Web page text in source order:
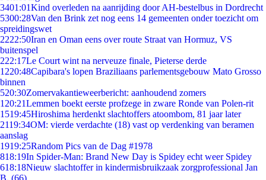
3401:01Kind overleden na aanrijding door AH-bestelbus in Dordrecht
5300:28Van den Brink zet nog eens 14 gemeenten onder toezicht om
spreidingswet
2222:50Iran en Oman eens over route Straat van Hormuz, VS
buitenspel
222:17Le Court wint na nerveuze finale, Pieterse derde
1220:48Capibara's lopen Braziliaans parlementsgebouw Mato Grosso
binnen
520:30Zomervakantieweerbericht: aanhoudend zomers
1 20:21Lemmen boekt eerste profzege in zware Ronde van Polen-rit
1519:45Hiroshima herdenkt slachtoffers atoombom, 81 jaar later
2119:34OM: vierde verdachte (18) vast op verdenking van beramen
aanslag
1919:25Random Pics van de Dag #1978
818:19In Spider-Man: Brand New Day is Spidey echt weer Spidey
618:18Nieuw slachtoffer in kindermisbruikzaak zorgprofessional Jan
B. (66)